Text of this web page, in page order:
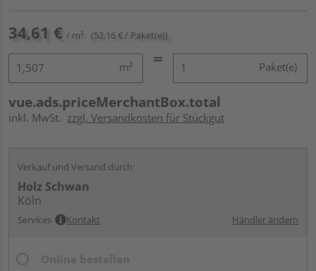
34,61 € / m² (52,16 € / Paket(e))
m² Paket(e)
vue.ads.priceMerchantBox.total
inkl. MwSt. zzgl. Versandkosten für Stückgut
Verkauf und Versand durch:
Holz Schwan
Köln
Services Kontakt Händler ändern